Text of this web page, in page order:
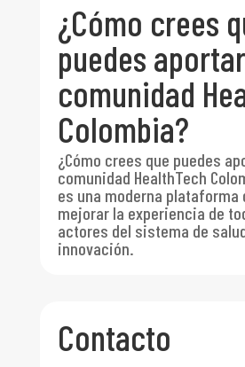
¿Cómo crees
puedes
comunidad
Colombia?
¿Cómo crees que puedes
comunidad HealthTech
es una moderna plataforma
mejorar la experiencia de
actores del sistema de
innovación.
Contacto